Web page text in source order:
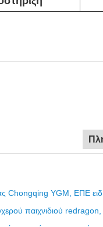
Chongqing YGM, ΕΠΕ
παιχνιδιού